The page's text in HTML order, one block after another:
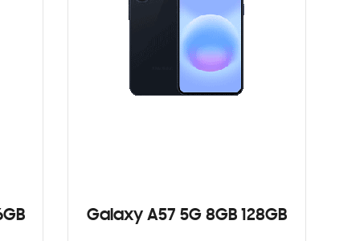
Galaxy A57 5G 8GB 128GB